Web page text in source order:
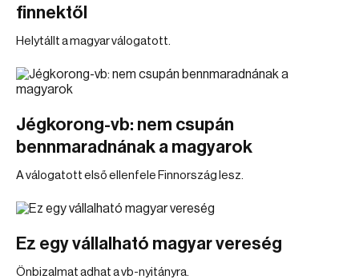
finnektől
Helytállt a magyar válogatott.
Jégkorong-vb: nem csupán
bennmaradnának a magyarok
A válogatott első ellenfele Finnország lesz.
Ez egy vállalható magyar vereség
Önbizalmat adhat a vb-nyitányra.